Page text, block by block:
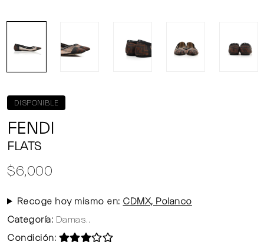
DISPONIBLE
FENDI
FLATS
$6,000
Recoge hoy mismo en: CDMX, Polanco
Categoría: Damas..
Condición: